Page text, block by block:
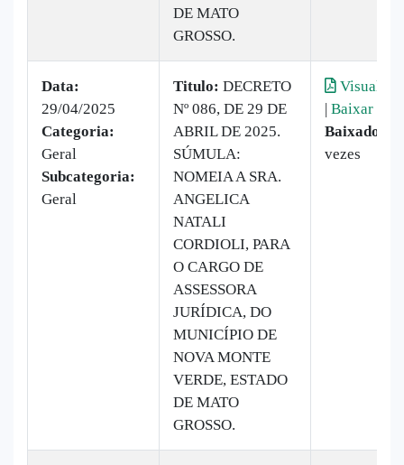
DE MATO
GROSSO.
Data:
29/04/2025
Categoria:
Geral
Subcategoria:
Geral
Titulo: DECRETO
Nº 086, DE 29 DE
ABRIL DE 2025.
SÚMULA:
NOMEIA A SRA.
ANGELICA
NATALI
CORDIOLI, PARA
O CARGO DE
ASSESSORA
JURÍDICA, DO
MUNICÍPIO DE
NOVA MONTE
VERDE, ESTADO
DE MATO
GROSSO.
Visualizar
| Baixar
Baixado:
vezes